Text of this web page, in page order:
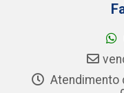
Atendimento